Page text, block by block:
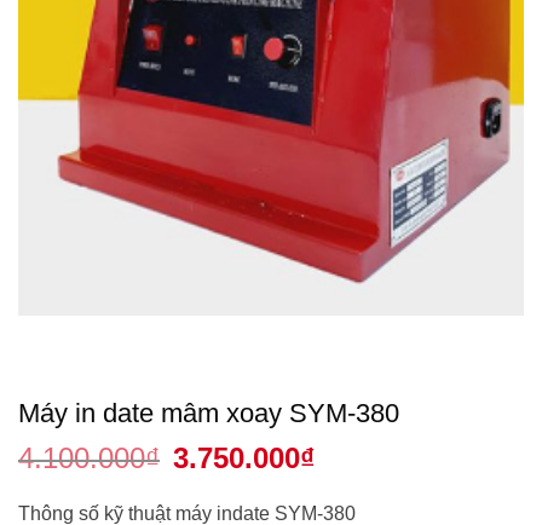
Máy in date mâm xoay SYM-380
4.100.000₫
Giá
gốc
4.100.000₫.
3.750.000₫Giá
là:
Thông số kỹ thuật máy indate SYM-380